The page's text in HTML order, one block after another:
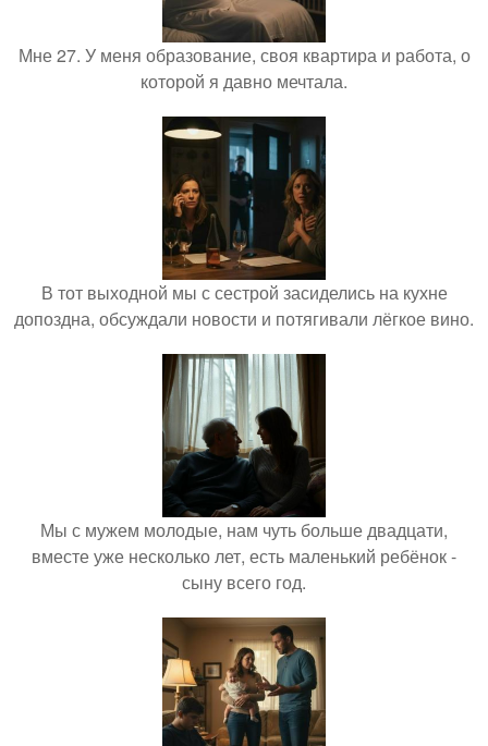
Мне 27. У меня образование, своя квартира и работа, о
которой я давно мечтала.
В тот выходной мы с сестрой засиделись на кухне
допоздна, обсуждали новости и потягивали лёгкое вино.
Мы с мужем молодые, нам чуть больше двадцати,
вместе уже несколько лет, есть маленький ребёнок -
сыну всего год.